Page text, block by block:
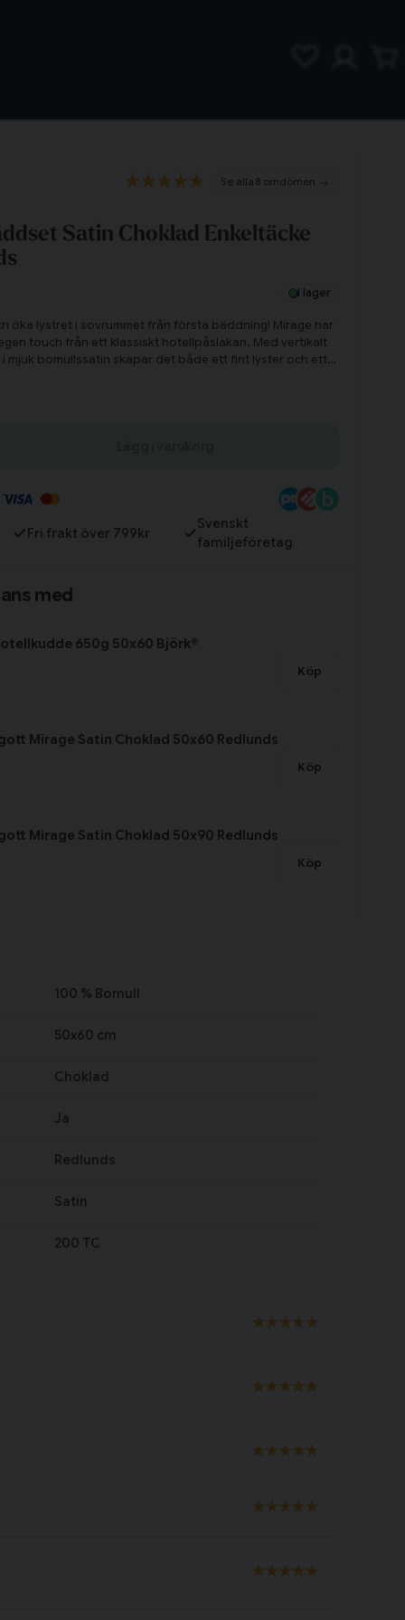
8 omdömen
Satin Choklad Enkeltäcke
I lager
öka lystret i sovrummet från första bäddning! Mirage har
touch från ett klassiskt hotellpåslakan. Med vertikalt
mjuk bomullssatin skapar det både ett fint lyster och ett
Fri frakt över 799kr
Svenskt
familjeföretag
med
650g 50x60 Björk®
Köp
Mirage Satin Choklad 50x60 Redlunds
Köp
Mirage Satin Choklad 50x90 Redlunds
Köp
100 % Bomull
50x60 cm
Choklad
Ja
Redlunds
Satin
200 TC